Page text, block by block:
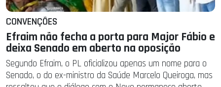
CONVENÇÕES
Efraim não fecha a porta para Major Fábio e
deixa Senado em aberto na oposição
Segundo Efraim, o PL oficializou apenas um nome para o
Senado, o do ex-ministro da Saúde Marcelo Queiroga, mas